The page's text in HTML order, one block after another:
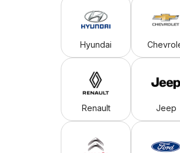
Hyundai
Renault Jeep